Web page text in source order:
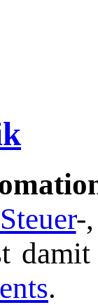
Steuer-
damit
.